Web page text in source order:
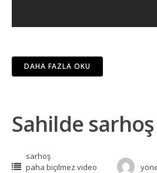
DAHA FAZLA OKU
Sahilde sarhoş
sarhoş
paha biçilmez video